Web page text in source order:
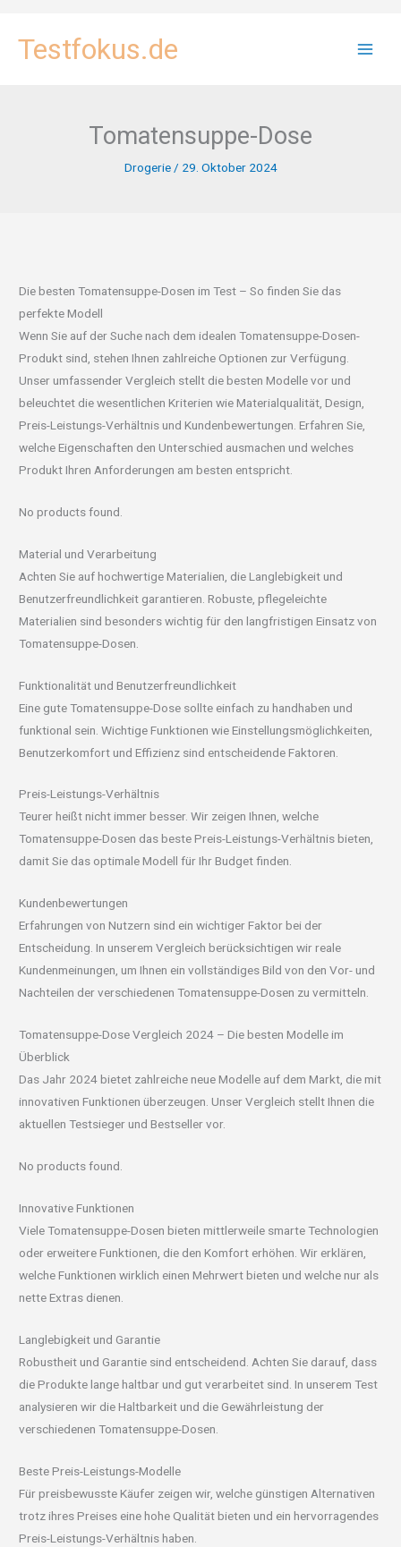
InhaltTestfokus.de
Tomatensuppe-Dose
Drogerie/ 29. Oktober 2024
Die besten Tomatensuppe-Dosen im Test – So finden Sie das
perfekte Modell
Wenn Sie auf der Suche nach dem idealen Tomatensuppe-Dosen-
Produkt sind, stehen Ihnen zahlreiche Optionen zur Verfügung.
Unser umfassender Vergleich stellt die besten Modelle vor und
beleuchtet die wesentlichen Kriterien wie Materialqualität, Design,
Preis-Leistungs-Verhältnis und Kundenbewertungen. Erfahren Sie,
welche Eigenschaften den Unterschied ausmachen und welches
Produkt Ihren Anforderungen am besten entspricht.
No products found.
Material und Verarbeitung
Achten Sie auf hochwertige Materialien, die Langlebigkeit und
Benutzerfreundlichkeit garantieren. Robuste, pflegeleichte
Materialien sind besonders wichtig für den langfristigen Einsatz von
Tomatensuppe-Dosen.
Funktionalität und Benutzerfreundlichkeit
Eine gute Tomatensuppe-Dose sollte einfach zu handhaben und
funktional sein. Wichtige Funktionen wie Einstellungsmöglichkeiten,
Benutzerkomfort und Effizienz sind entscheidende Faktoren.
Preis-Leistungs-Verhältnis
Teurer heißt nicht immer besser. Wir zeigen Ihnen, welche
Tomatensuppe-Dosen das beste Preis-Leistungs-Verhältnis bieten,
damit Sie das optimale Modell für Ihr Budget finden.
Kundenbewertungen
Erfahrungen von Nutzern sind ein wichtiger Faktor bei der
Entscheidung. In unserem Vergleich berücksichtigen wir reale
Kundenmeinungen, um Ihnen ein vollständiges Bild von den Vor- und
Nachteilen der verschiedenen Tomatensuppe-Dosen zu vermitteln.
Tomatensuppe-Dose Vergleich 2024 – Die besten Modelle im
Überblick
Das Jahr 2024 bietet zahlreiche neue Modelle auf dem Markt, die mit
innovativen Funktionen überzeugen. Unser Vergleich stellt Ihnen die
aktuellen Testsieger und Bestseller vor.
No products found.
Innovative Funktionen
Viele Tomatensuppe-Dosen bieten mittlerweile smarte Technologien
oder erweitere Funktionen, die den Komfort erhöhen. Wir erklären,
welche Funktionen wirklich einen Mehrwert bieten und welche nur als
nette Extras dienen.
Langlebigkeit und Garantie
Robustheit und Garantie sind entscheidend. Achten Sie darauf, dass
die Produkte lange haltbar und gut verarbeitet sind. In unserem Test
analysieren wir die Haltbarkeit und die Gewährleistung der
verschiedenen Tomatensuppe-Dosen.
Beste Preis-Leistungs-Modelle
Für preisbewusste Käufer zeigen wir, welche günstigen Alternativen
trotz ihres Preises eine hohe Qualität bieten und ein hervorragendes
Preis-Leistungs-Verhältnis haben.